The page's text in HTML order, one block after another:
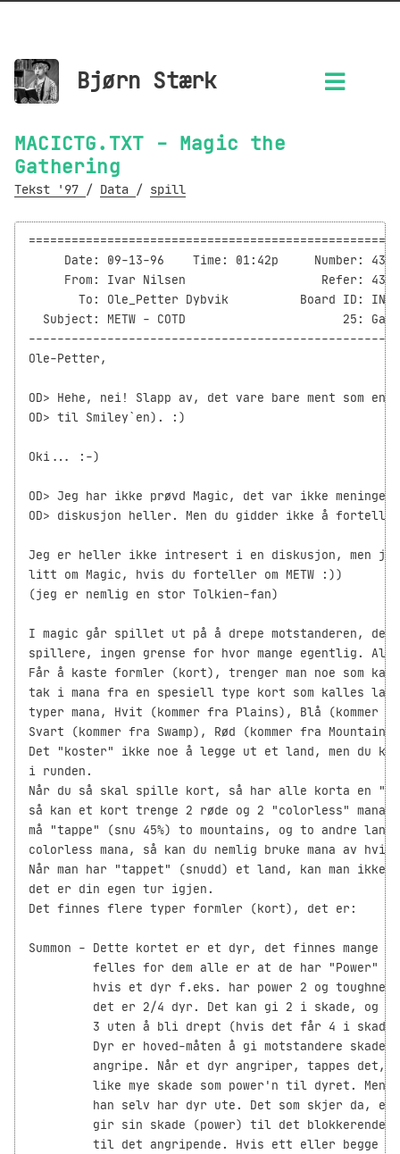
Bjørn Stærk
MACICTG.TXT - Magic the
Gathering
Tekst '97 / Data / spill
Date: 09-13-96    Time: 01:42p     Number:
From: Ivar Nilsen                   Refer:
To: Ole_Petter Dybvik          Board ID:
Subject: METW - COTD                      25:
Ole-Petter,
OD> Hehe, nei! Slapp av, det vare bare ment som en
OD> til Smiley`en). :)
Oki... :-)
OD> Jeg har ikke prøvd Magic, det var ikke
OD> diskusjon heller. Men du gidder ikke å
Jeg er heller ikke intresert i en diskusjon, men
litt om Magic, hvis du forteller om METW :))
(jeg er nemlig en stor Tolkien-fan)
I magic går spillet ut på å drepe motstanderen,
spillere, ingen grense for hvor mange egentlig.
Får å kaste formler (kort), trenger man noe som
tak i mana fra en spesiell type kort som kalles
typer mana, Hvit (kommer fra Plains), Blå (kommer
Svart (kommer fra Swamp), Rød (kommer fra
Det "koster" ikke noe å legge ut et land, men du
i runden.
Når du så skal spille kort, så har alle korta en
så kan et kort trenge 2 røde og 2 "colorless"
må "tappe" (snu 45%) to mountains, og to andre
colorless mana, så kan du nemlig bruke mana av
Når man har "tappet" (snudd) et land, kan man
det er din egen tur igjen.
Det finnes flere typer formler (kort), det er:
Summon - Dette kortet er et dyr, det finnes mange
felles for dem alle er at de har "Power"
hvis et dyr f.eks. har power 2 og
det er 2/4 dyr. Det kan gi 2 i skade, og
3 uten å bli drept (hvis det får 4 i
Dyr er hoved-måten å gi motstandere skade
angripe. Når et dyr angriper, tappes det,
like mye skade som power'n til dyret. Men
han selv har dyr ute. Det som skjer da, er
gir sin skade (power) til det blokkerende,
til det angripende. Hvis ett eller begge